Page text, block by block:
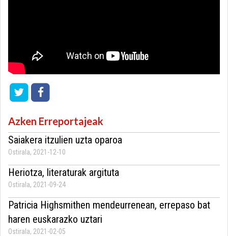
Azken Erreportajeak
Saiakera itzulien uzta oparoa
Ostirala, 2021-12-10
Heriotza, literaturak argituta
Ostirala, 2021-09-24
Patricia Highsmithen mendeurrenean, errepaso bat
haren euskarazko uztari
Ostirala, 2021-02-05